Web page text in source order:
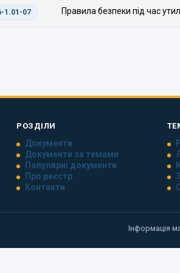
1.01-07 Правила безпеки під час
РОЗДІЛИ
Документи
Документи за темами
Популярні документи
Про реєстр
Контакти
Інформація